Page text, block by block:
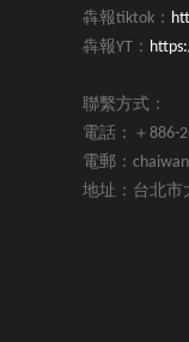
犇報tiktok：
犇報YT：
聯繫方式：
電話：＋886-
電郵：
地址：台北市